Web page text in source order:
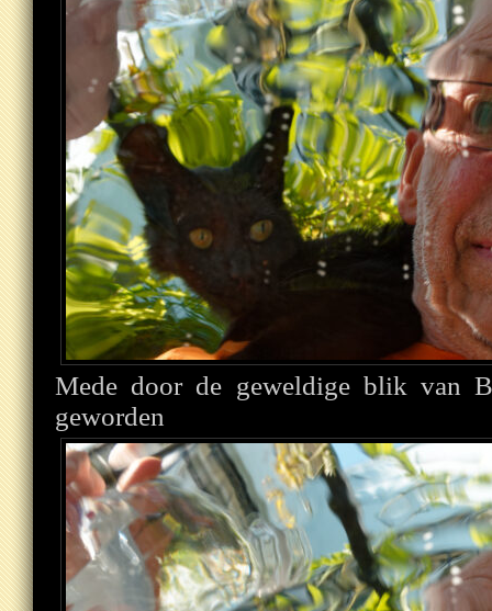
Mede door de geweldige blik van
geworden